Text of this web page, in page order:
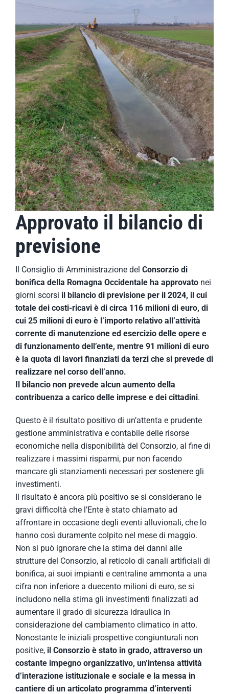
Approvato il bilancio di
previsione
Il Consiglio di Amministrazione del Consorzio di
bonifica della Romagna Occidentale ha approvatonei
giorni scorsi il bilancio di previsione per il 2024, il cui
totale dei costi-ricavi è di circa 116 milioni di euro, di
cui 25 milioni di euro è l’importo relativo all’attività
corrente di manutenzione ed esercizio delle opere e
di funzionamento dell’ente, mentre 91 milioni di euro
è la quota di lavori finanziati da terzi che si prevede di
realizzare nel corso dell’anno.
Il bilancio non prevede alcun aumento della
contribuenza a carico delle imprese e dei cittadini.
Questo è il risultato positivo di un’attenta e prudente
gestione amministrativa e contabile delle risorse
economiche nella disponibilità del Consorzio, al fine di
realizzare i massimi risparmi, pur non facendo
mancare gli stanziamenti necessari per sostenere gli
investimenti.
Il risultato è ancora più positivo se si considerano le
gravi difficoltà che l’Ente è stato chiamato ad
affrontare in occasione degli eventi alluvionali, che lo
hanno così duramente colpito nel mese di maggio.
Non si può ignorare che la stima dei danni alle
strutture del Consorzio, al reticolo di canali artificiali di
bonifica, ai suoi impianti e centraline ammonta a una
cifra non inferiore a duecento milioni di euro, se si
includono nella stima gli investimenti finalizzati ad
aumentare il grado di sicurezza idraulica in
considerazione del cambiamento climatico in atto.
Nonostante le iniziali prospettive congiunturali non
positive, il Consorzio è stato in grado, attraverso un
costante impegno organizzativo, un’intensa attività
d’interazione istituzionale e sociale e la messa in
cantiere di un articolato programma d’interventi